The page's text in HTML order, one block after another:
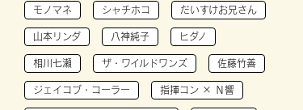
モノマネ シャチホコ だいすけお兄さん
山本リンダ 八神純子 ヒダノ
相川七瀬 ザ・ワイルドワンズ 佐藤竹善
ジェイコブ・コーラー 指揮コン × Ｎ響